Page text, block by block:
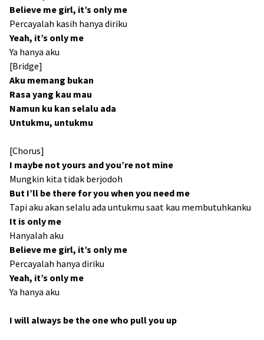
Believe me girl, it’s only me
Percayalah kasih hanya diriku
Yeah, it’s only me
Ya hanya aku
[Bridge]
Aku memang bukan
Rasa yang kau mau
Namun ku kan selalu ada
Untukmu, untukmu
[Chorus]
I maybe not yours and you’re not mine
Mungkin kita tidak berjodoh
But I’ll be there for you when you need me
Tapi aku akan selalu ada untukmu saat kau membutuhkanku
It is only me
Hanyalah aku
Believe me girl, it’s only me
Percayalah hanya diriku
Yeah, it’s only me
Ya hanya aku
I will always be the one who pull you up